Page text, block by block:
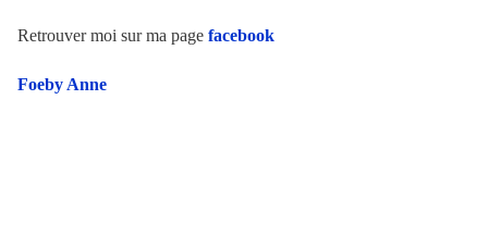
Retrouver moi sur ma page facebook
Foeby Anne